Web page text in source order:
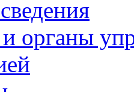
органы